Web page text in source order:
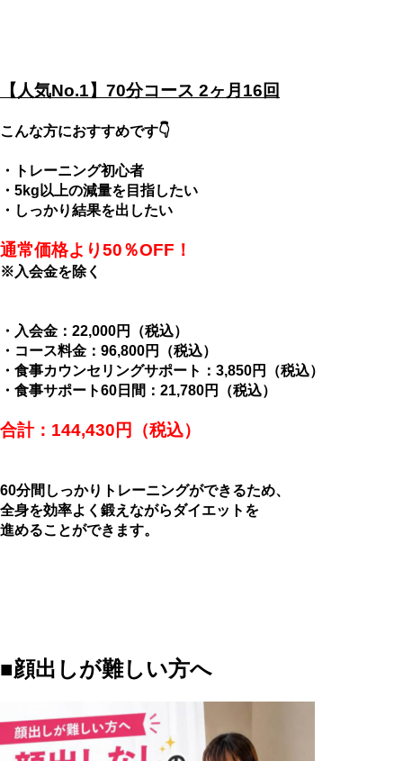
【人気No.1】70分コース 2ヶ月16回
こんな方におすすめです👇
・トレーニング初心者
・5kg以上の減量を目指したい
・しっかり結果を出したい
通常価格より50％OFF！
※入会金を除く
・入会金：22,000円（税込）
・コース料金：96,800円（税込）
・食事カウンセリングサポート：3,850円（税込）
・食事サポート60日間：21,780円（税込）
合計：144,430円（税込）
60分間しっかりトレーニングができるため、
全身を効率よく鍛えながらダイエットを
進めることができます。
■顔出しが難しい方へ